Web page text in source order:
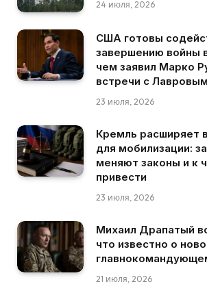
24 июля, 2026
США готовы
завершению войны
чем заявил Марко
встречи с Лавровым
23 июля, 2026
Кремль расширяет
для мобилизации:
меняют законы и к
привести
23 июля, 2026
Михаил Драпатый
что известно о
21 июля, 2026